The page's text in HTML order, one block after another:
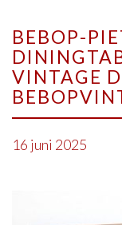
BEBOP-
VINTAGE
16 juni 2025